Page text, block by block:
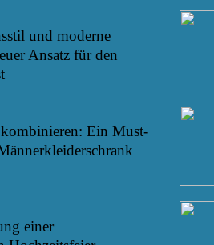
und moderne
Ansatz für den
Ein Must-
einer